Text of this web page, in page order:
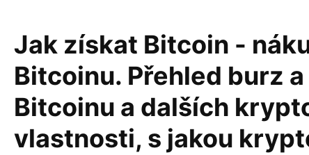
Jak získat Bitcoin -
Bitcoinu. Přehled burz
Bitcoinu a dalších
vlastnosti, s jakou